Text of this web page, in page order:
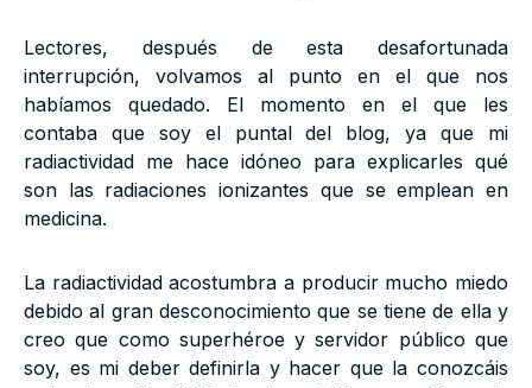
Lectores, después de esta desafortunada
interrupción, volvamos al punto en el que nos
habíamos quedado. El momento en el que les
contaba que soy el puntal del blog, ya que mi
radiactividad me hace idóneo para explicarles qué
son las radiaciones ionizantes que se emplean en
medicina.
La radiactividad acostumbra a producir mucho miedo
debido al gran desconocimiento que se tiene de ella y
creo que como superhéroe y servidor público que
soy, es mi deber definirla y hacer que la conozcáis